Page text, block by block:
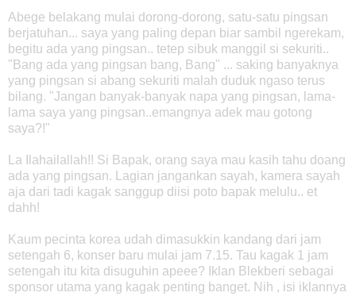
Abege belakang mulai dorong-dorong, satu-satu pingsan
berjatuhan... saya yang paling depan biar sambil ngerekam,
begitu ada yang pingsan.. tetep sibuk manggil si sekuriti..
"Bang ada yang pingsan bang, Bang" ... saking banyaknya
yang pingsan si abang sekuriti malah duduk ngaso terus
bilang. "Jangan banyak-banyak napa yang pingsan, lama-
lama saya yang pingsan..emangnya adek mau gotong
saya?!"
La Ilahailallah!! Si Bapak, orang saya mau kasih tahu doang
ada yang pingsan. Lagian jangankan sayah, kamera sayah
aja dari tadi kagak sanggup diisi poto bapak melulu.. et
dahh!
Kaum pecinta korea udah dimasukkin kandang dari jam
setengah 6, konser baru mulai jam 7.15. Tau kagak 1 jam
setengah itu kita disuguhin apeee? Iklan Blekberi sebagai
sponsor utama yang kagak penting banget. Nih , isi iklannya